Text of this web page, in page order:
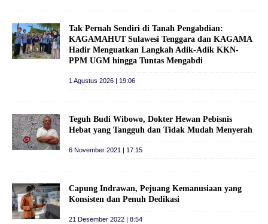
Tak Pernah Sendiri di Tanah Pengabdian:
KAGAMAHUT Sulawesi Tenggara dan KAGAMA
Hadir Menguatkan Langkah Adik-Adik KKN-
PPM UGM hingga Tuntas Mengabdi
1 Agustus 2026 | 19:06
Teguh Budi Wibowo, Dokter Hewan Pebisnis
Hebat yang Tangguh dan Tidak Mudah Menyerah
6 November 2021 | 17:15
Capung Indrawan, Pejuang Kemanusiaan yang
Konsisten dan Penuh Dedikasi
21 Desember 2022 | 8:54